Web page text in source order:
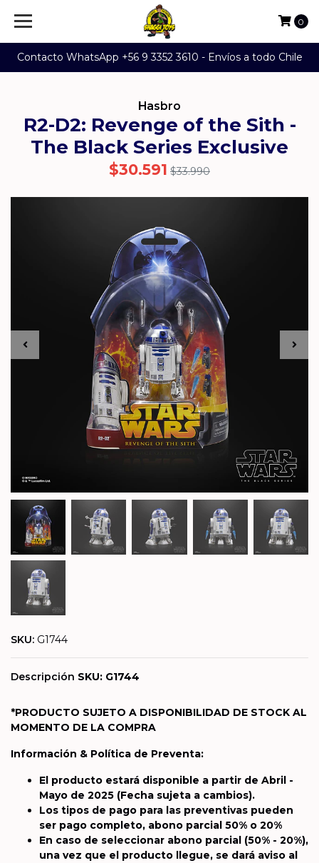
Contacto WhatsApp +56 9 3352 3610 - Envíos a todo Chile
0
Hasbro
R2-D2: Revenge of the Sith -
The Black Series Exclusive
$30.591 $33.990
SKU: G1744
Descripción SKU: G1744
*PRODUCTO SUJETO A DISPONIBILIDAD DE STOCK AL
MOMENTO DE LA COMPRA
Información & Política de Preventa:
El producto estará disponible a partir de Abril -
Mayo de 2025 (Fecha sujeta a cambios).
Los tipos de pago para las preventivas pueden
ser pago completo, abono parcial 50% o 20%
En caso de seleccionar abono parcial (50% - 20%),
una vez que el producto llegue, se dará aviso al